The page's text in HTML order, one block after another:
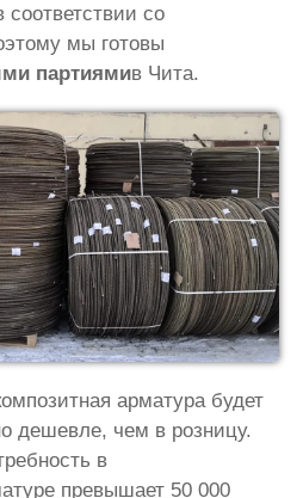
соответствии со
мы готовы
партиямив Чита.
арматура будет
дешевле, чем в розницу.
в
превышает 50 000